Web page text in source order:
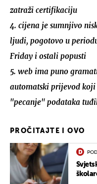
zatraži certifikaciju
4. cijena je sumnjivo
ljudi, pogotovo u
Friday i ostali popusti
5. web ima puno
automatski prijevod koji
"pecanje" podataka
PROČITAJTE I OVO